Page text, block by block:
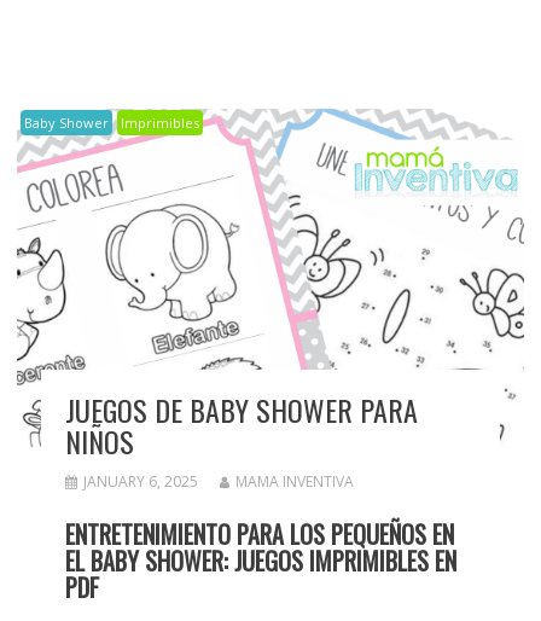
Baby Shower Imprimibles
JUEGOS DE BABY SHOWER PARA
NIÑOS
JANUARY 6, 2025 MAMA INVENTIVA
ENTRETENIMIENTO PARA LOS PEQUEÑOS EN
EL BABY SHOWER: JUEGOS IMPRIMIBLES EN
PDF